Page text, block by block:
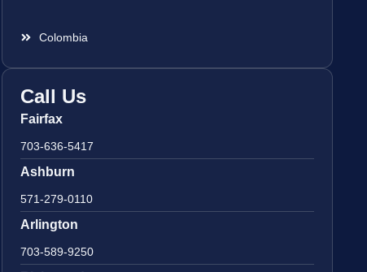
Colombia
Call Us
Fairfax
703-636-5417
Ashburn
571-279-0110
Arlington
703-589-9250